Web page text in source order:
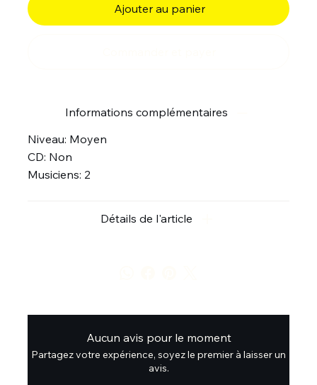
Ajouter au panier
Informations complémentaires
Niveau: Moyen
CD: Non
Musiciens: 2
Détails de l'article
Aucun avis pour le moment
Partagez votre expérience, soyez le premier à laisser un
avis.